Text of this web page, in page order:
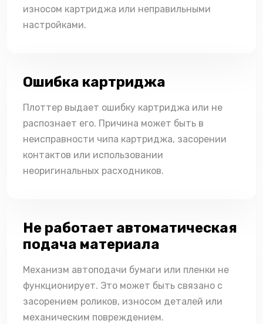
износом картриджа или неправильными
настройками.
Ошибка картриджа
Плоттер выдает ошибку картриджа или не
распознает его. Причина может быть в
неисправности чипа картриджа, засорении
контактов или использовании
неоригинальных расходников.
Не работает автоматическая
подача материала
Механизм автоподачи бумаги или пленки не
функционирует. Это может быть связано с
засорением роликов, износом деталей или
механическим повреждением.